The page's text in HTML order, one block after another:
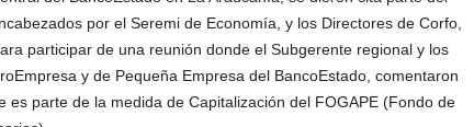
por el Seremi de Economía, y los Directores de Corfo,
participar de una reunión donde el Subgerente regional y los
y de Pequeña Empresa del BancoEstado, comentaron
es parte de la medida de Capitalización del FOGAPE (Fondo de